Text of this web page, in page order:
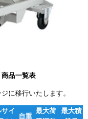
品一覧表
に移行いたします。
イ
自重
最大荷
最大積